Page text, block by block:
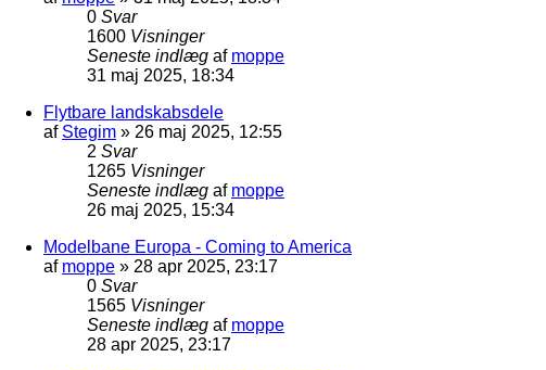
0 Svar
1600 Visninger
Seneste indlæg af moppe
31 maj 2025, 18:34
Flytbare landskabsdele
af Stegim » 26 maj 2025, 12:55
2 Svar
1265 Visninger
Seneste indlæg af moppe
26 maj 2025, 15:34
Modelbane Europa - Coming to America
af moppe » 28 apr 2025, 23:17
0 Svar
1565 Visninger
Seneste indlæg af moppe
28 apr 2025, 23:17